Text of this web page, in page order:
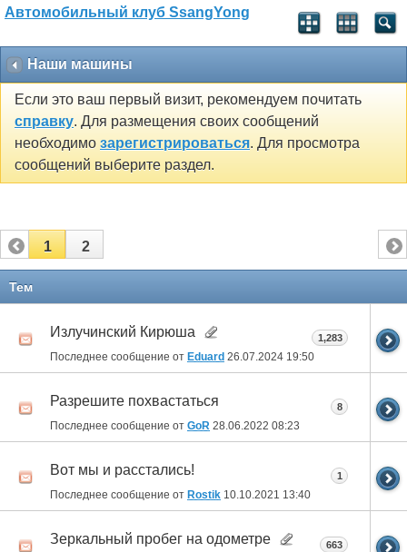
Автомобильный клуб SsangYong
Наши машины
Если это ваш первый визит, рекомендуем почитать
справку. Для размещения своих сообщений
необходимо зарегистрироваться. Для просмотра
сообщений выберите раздел.
1 2
Тем
Излучинский Кирюша
Последнее сообщение от Eduard 26.07.2024 19:50
1,283
Разрешите похвастаться
Последнее сообщение от GoR 28.06.2022 08:23
8
Вот мы и расстались!
Последнее сообщение от Rostik 10.10.2021 13:40
1
Зеркальный пробег на одометре 663